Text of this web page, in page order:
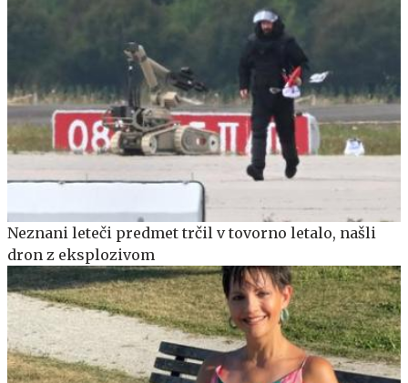
Neznani leteči predmet trčil v tovorno letalo, našli
dron z eksplozivom